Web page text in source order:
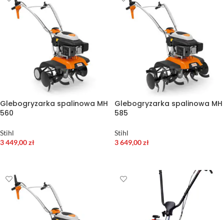
Glebogryzarka spalinowa MH
560
Stihl
3 449,00zł
Glebogryzarka spalinowa MH
585
Stihl
3 649,00zł